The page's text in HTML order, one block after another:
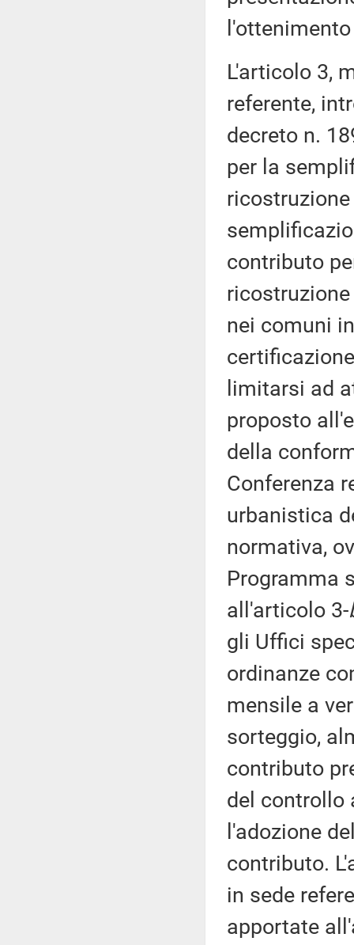
L'articolo 3,
referente,
decreto n.
per la
contributo
nei comuni
limitarsi ad
proposto
della
Conferenza
urbanistica
normativa,
Programma
all'articolo 3-
gli Uffici
ordinanze
mensile a
sorteggio,
contributo
del controllo
l'adozione
contributo.
in sede
apportate